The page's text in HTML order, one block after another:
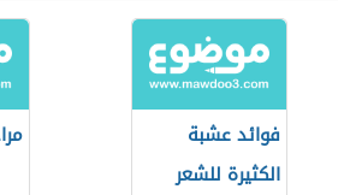
فوائد عشبة
الكثيرة للشعر